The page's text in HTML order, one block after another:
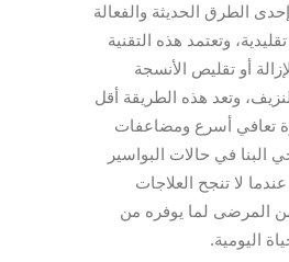
الطرق الحديثة والفعالة
وتعتمد هذه التقنية
أو تقليص الأنسجة
وتعد هذه الطريقة أقل
تعافي أسرع ومضاعفات
البنا في حالات البواسير
لا تنجح العلاجات
من المرضى لما يوفره من
اليومية.